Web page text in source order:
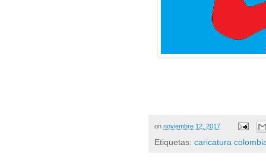
on noviembre 12, 2017
Etiquetas: caricatura